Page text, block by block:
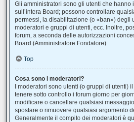
Gli amministratori sono gli utenti che
sull’intera Board; possono controllare
permessi, la disabilitazione (o «ban») degli
moderatori e gruppi di utenti, ecc. Inoltre,
forum, a seconda delle autorizzazioni
Board (Amministratore Fondatore).
Top
Cosa sono i moderatori?
I moderatori sono utenti (o gruppi di utenti)
tenere sotto controllo i forum giorno per
modificare o cancellare qualsiasi
spostare o rimuovere qualsiasi argomento
Generalmente il compito dei moderatori è